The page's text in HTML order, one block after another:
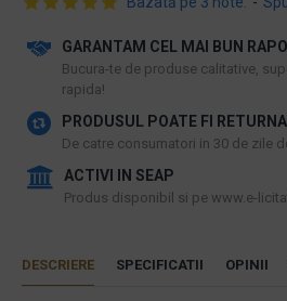
GARANTAM CEL MAI BUN
​Bucura-te de produse calitative,
rapida!
PRODUSUL POATE FI
De catre consumatori in 30 de zile
ACTIVI IN SEAP
Produs disponibil si pe www.e-
DESCRIERE SPECIFICATII OPINII